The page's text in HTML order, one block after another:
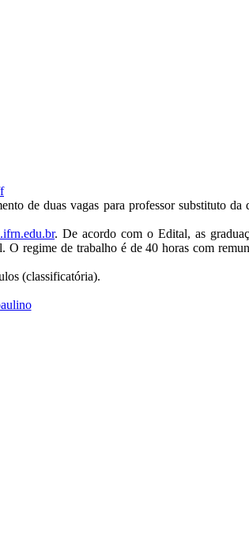
de duas vagas para professor substituto
. De acordo com o Edital, as
regime de trabalho é de 40 horas com
(classificatória).